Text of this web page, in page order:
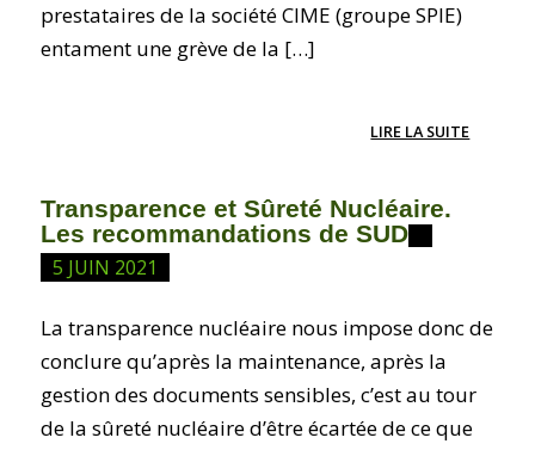
prestataires de la société CIME (groupe SPIE)
entament une grève de la […]
LIRE LA SUITE
Transparence et Sûreté Nucléaire.
Les recommandations de SUD
5 JUIN 2021
La transparence nucléaire nous impose donc de
conclure qu’après la maintenance, après la
gestion des documents sensibles, c’est au tour
de la sûreté nucléaire d’être écartée de ce que